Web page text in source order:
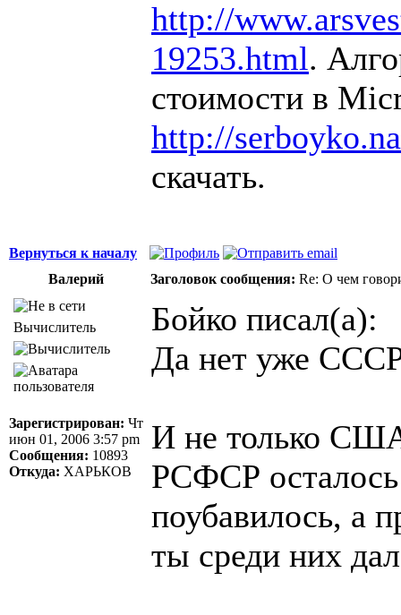
http://
19253.html.
стоимости в
http://
скачать.
Вернуться к началу
Валерий
Заголовок сообщения: Re: О чем
Вычислитель
Зарегистрирован: Чт
июн 01, 2006 3:57 pm
Сообщения: 10893
Откуда: ХАРЬКОВ
Бойко писал(а):
Да нет уже
И не только
РСФСР
поубавилось, а
ты среди них